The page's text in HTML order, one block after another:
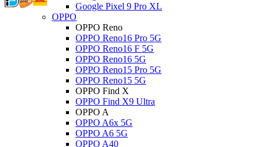
Google Pixel 9 Pro XL
OPPO
OPPO Reno
OPPO Reno16 Pro 5G
OPPO Reno16 F 5G
OPPO Reno16 5G
OPPO Reno15 Pro 5G
OPPO Reno15 5G
OPPO Find X
OPPO Find X9 Ultra
OPPO A
OPPO A6x 5G
OPPO A6 5G
OPPO A40